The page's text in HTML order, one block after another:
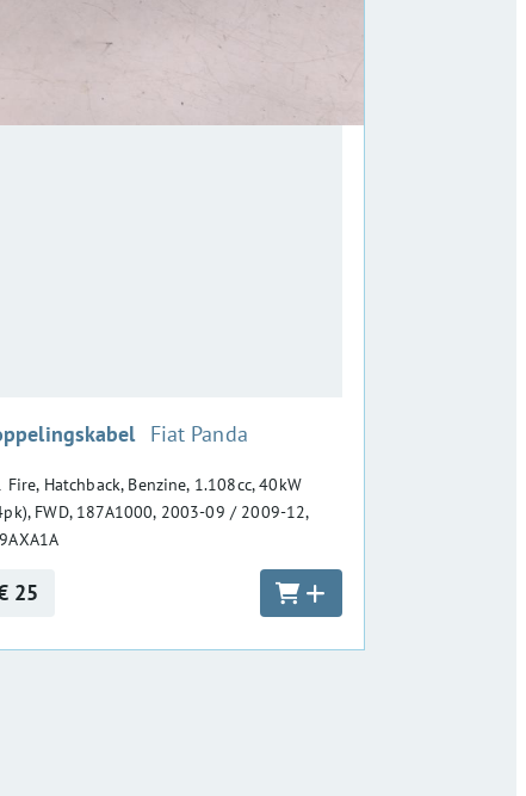
:Fiat Panda
Fire, Hatchback, Benzine, 1.108cc, 40kW
FWD, 187A1000, 2003-09 / 2009-12,
25